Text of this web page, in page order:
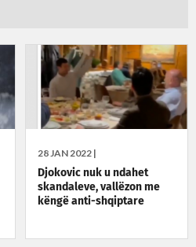
28 JAN 2022 |
Djokovic nuk u ndahet
skandaleve, vallëzon me
këngë anti-shqiptare